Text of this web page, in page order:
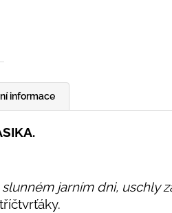
informace
jarním dni, uschly